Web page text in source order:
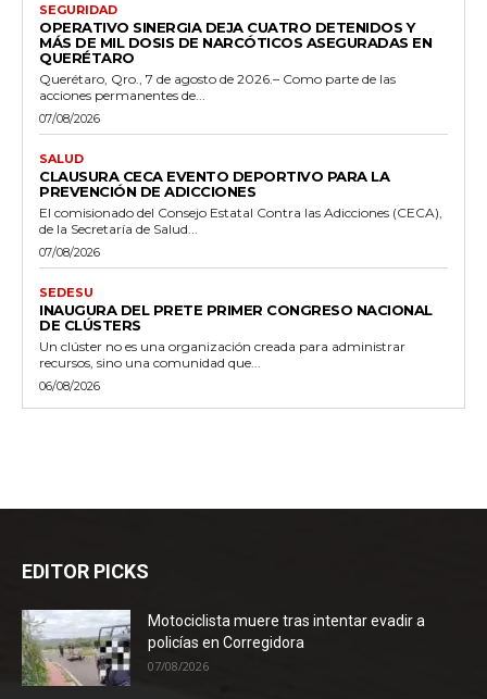
SEGURIDAD
OPERATIVO SINERGIA DEJA CUATRO DETENIDOS Y
MÁS DE MIL DOSIS DE NARCÓTICOS ASEGURADAS EN
QUERÉTARO
Querétaro, Qro., 7 de agosto de 2026.– Como parte de las
acciones permanentes de...
07/08/2026
SALUD
CLAUSURA CECA EVENTO DEPORTIVO PARA LA
PREVENCIÓN DE ADICCIONES
El comisionado del Consejo Estatal Contra las Adicciones (CECA),
de la Secretaría de Salud...
07/08/2026
SEDESU
INAUGURA DEL PRETE PRIMER CONGRESO NACIONAL
DE CLÚSTERS
Un clúster no es una organización creada para administrar
recursos, sino una comunidad que...
06/08/2026
EDITOR PICKS
Motociclista muere tras intentar evadir a
policías en Corregidora
07/08/2026